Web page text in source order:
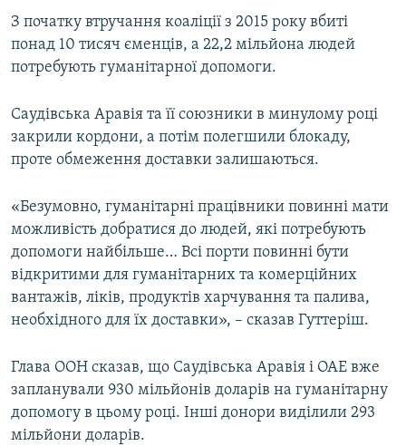
З початку втручання коаліції з 2015 року вбиті
понад 10 тисяч єменців, а 22,2 мільйона людей
потребують гуманітарної допомоги.
Саудівська Аравія та її союзники в минулому році
закрили кордони, а потім полегшили блокаду,
проте обмеження доставки залишаються.
«Безумовно, гуманітарні працівники повинні мати
можливість добратися до людей, які потребують
допомоги найбільше… Всі порти повинні бути
відкритими для гуманітарних та комерційних
вантажів, ліків, продуктів харчування та палива,
необхідного для їх доставки», – сказав Гуттеріш.
Глава ООН сказав, що Саудівська Аравія і ОАЕ вже
запланували 930 мільйонів доларів на гуманітарну
допомогу в цьому році. Інші донори виділили 293
мільйони доларів.